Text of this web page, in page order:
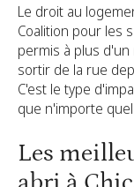
Le droit au
Coalition pour les
permis à plus d'un
sortir de la rue
C'est le type
que n'importe
Les